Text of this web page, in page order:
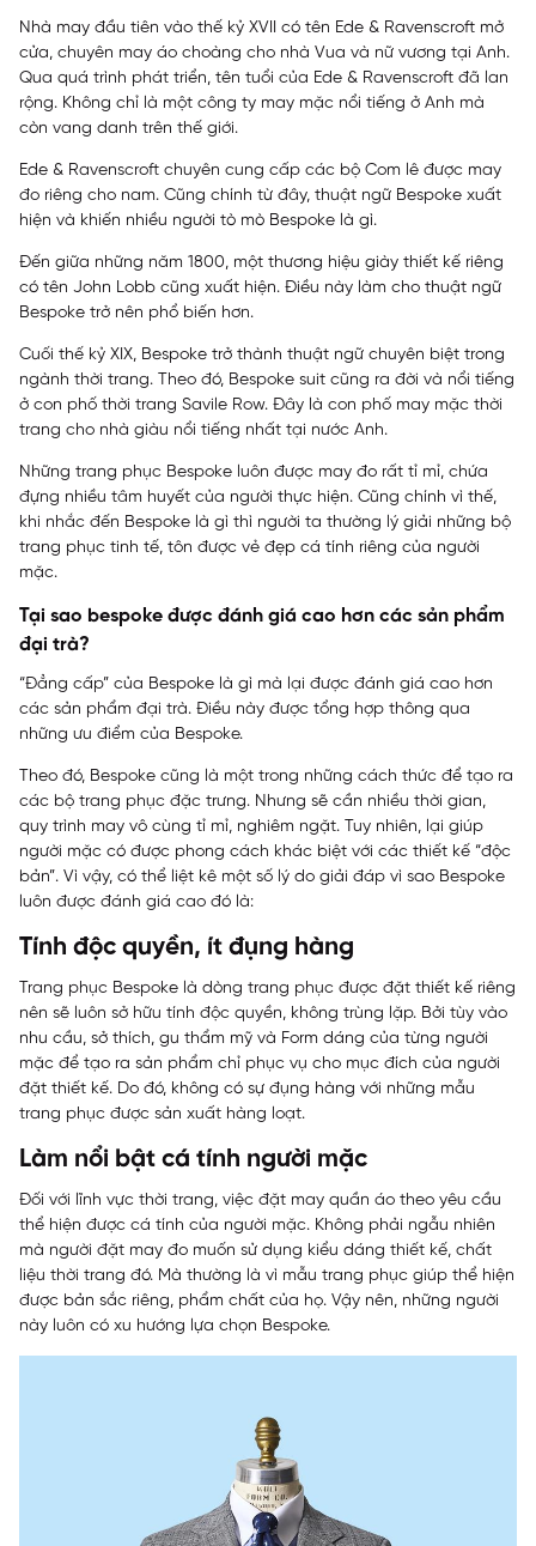
Nhà may đầu tiên vào thế kỷ XVII có tên Ede & Ravenscroft mở
cửa, chuyên may áo choàng cho nhà Vua và nữ vương tại Anh.
Qua quá trình phát triển, tên tuổi của Ede & Ravenscroft đã lan
rộng. Không chỉ là một công ty may mặc nổi tiếng ở Anh mà
còn vang danh trên thế giới.
Ede & Ravenscroft chuyên cung cấp các bộ Com lê được may
đo riêng cho nam. Cũng chính từ đây, thuật ngữ Bespoke xuất
hiện và khiến nhiều người tò mò Bespoke là gì.
Đến giữa những năm 1800, một thương hiệu giày thiết kế riêng
có tên John Lobb cũng xuất hiện. Điều này làm cho thuật ngữ
Bespoke trở nên phổ biến hơn.
Cuối thế kỷ XIX, Bespoke trở thành thuật ngữ chuyên biệt trong
ngành thời trang. Theo đó, Bespoke suit cũng ra đời và nổi tiếng
ở con phố thời trang Savile Row. Đây là con phố may mặc thời
trang cho nhà giàu nổi tiếng nhất tại nước Anh.
Những trang phục Bespoke luôn được may đo rất tỉ mỉ, chứa
đựng nhiều tâm huyết của người thực hiện. Cũng chính vì thế,
khi nhắc đến Bespoke là gì thì người ta thường lý giải những bộ
trang phục tinh tế, tôn được vẻ đẹp cá tính riêng của người
mặc.
Tại sao bespoke được đánh giá cao hơn các sản phẩm
đại trà?
“Đẳng cấp” của Bespoke là gì mà lại được đánh giá cao hơn
các sản phẩm đại trà. Điều này được tổng hợp thông qua
những ưu điểm của Bespoke.
Theo đó, Bespoke cũng là một trong những cách thức để tạo ra
các bộ trang phục đặc trưng. Nhưng sẽ cần nhiều thời gian,
quy trình may vô cùng tỉ mỉ, nghiêm ngặt. Tuy nhiên, lại giúp
người mặc có được phong cách khác biệt với các thiết kế “độc
bản”. Vì vậy, có thể liệt kê một số lý do giải đáp vì sao Bespoke
luôn được đánh giá cao đó là:
Tính độc quyền, ít đụng hàng
Trang phục Bespoke là dòng trang phục được đặt thiết kế riêng
nên sẽ luôn sở hữu tính độc quyền, không trùng lặp. Bởi tùy vào
nhu cầu, sở thích, gu thẩm mỹ và Form dáng của từng người
mặc để tạo ra sản phẩm chỉ phục vụ cho mục đích của người
đặt thiết kế. Do đó, không có sự đụng hàng với những mẫu
trang phục được sản xuất hàng loạt.
Làm nổi bật cá tính người mặc
Đối với lĩnh vực thời trang, việc đặt may quần áo theo yêu cầu
thể hiện được cá tính của người mặc. Không phải ngẫu nhiên
mà người đặt may đo muốn sử dụng kiểu dáng thiết kế, chất
liệu thời trang đó. Mà thường là vì mẫu trang phục giúp thể hiện
được bản sắc riêng, phẩm chất của họ. Vậy nên, những người
này luôn có xu hướng lựa chọn Bespoke.